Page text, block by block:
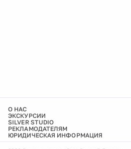
О НАС
ЭКСКУРСИИ
SILVER STUDIO
РЕКЛАМОДАТЕЛЯМ
ЮРИДИЧЕСКАЯ ИНФОРМАЦИЯ